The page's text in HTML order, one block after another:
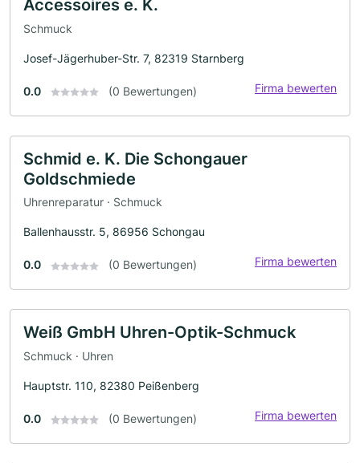
Accessoires e. K.
Schmuck
Josef-Jägerhuber-Str. 7, 82319 Starnberg
0.0 (0 Bewertungen) Firma bewerten
Schmid e. K. Die Schongauer
Goldschmiede
Uhrenreparatur · Schmuck
Ballenhausstr. 5, 86956 Schongau
0.0 (0 Bewertungen) Firma bewerten
Weiß GmbH Uhren-Optik-Schmuck
Schmuck · Uhren
Hauptstr. 110, 82380 Peißenberg
0.0 (0 Bewertungen) Firma bewerten